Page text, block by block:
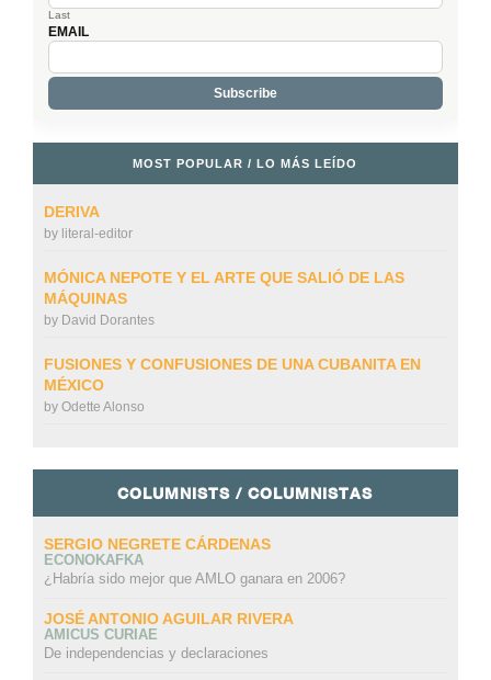
Last
EMAIL
MOST POPULAR / LO MÁS LEÍDO
DERIVA
by literal-editor
MÓNICA NEPOTE Y EL ARTE QUE SALIÓ DE LAS
MÁQUINAS
by David Dorantes
FUSIONES Y CONFUSIONES DE UNA CUBANITA EN
MÉXICO
by Odette Alonso
COLUMNISTS / COLUMNISTAS
SERGIO NEGRETE CÁRDENAS
ECONOKAFKA
¿Habría sido mejor que AMLO ganara en 2006?
JOSÉ ANTONIO AGUILAR RIVERA
AMICUS CURIAE
De independencias y declaraciones